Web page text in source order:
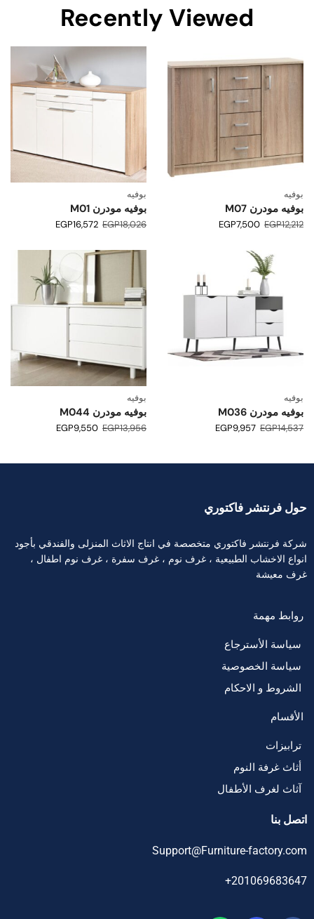
Recently Viewed
بوفيه
بوفيه مودرن M07
EGP12,212
EGP7,500
بوفيه
بوفيه مودرن M01
EGP18,026
EGP16,572
بوفيه
بوفيه مودرن M036
EGP14,537
EGP9,957
بوفيه
بوفيه مودرن M044
EGP13,956
EGP9,550
حول فرنتشر فاكتوري
شركة فرنتشر فاكتوري متخصصة في انتاج الاثاث المنزلى والفندقي بأجود
انواع الاخشاب الطبيعية ، غرف نوم ، غرف سفرة ، غرف نوم اطفال ،
غرف معيشة
روابط مهمة
سياسة الأسترجاع
سياسة الخصوصية
الشروط و الاحكام
الأقسام
ترابيزات
أثاث غرفة النوم
آثاث لغرف الأطفال
اتصل بنا
Support@Furniture-factory.com
201069683647+